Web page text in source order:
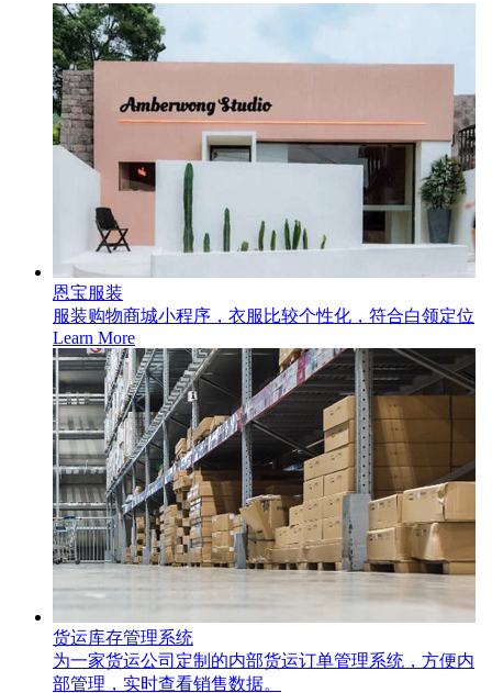
恩宝服装
服装购物商城小程序，衣服比较个性化，符合白领定位
Learn More
货运库存管理系统
为一家货运公司定制的内部货运订单管理系统，方便内
部管理，实时查看销售数据。